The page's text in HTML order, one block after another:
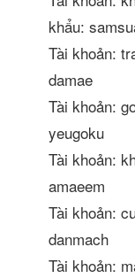
khẩu:
Tài khoản:
damae
Tài khoản:
yeugoku
Tài khoản:
amaeem
Tài khoản:
danmach
Tài khoản: